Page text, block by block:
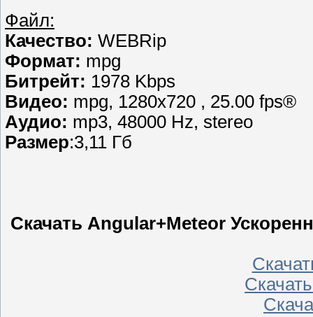
Файл:
Качество: WEBRip
Формат: mpg
Битрейт: 1978 Kbps
Видео: mpg, 1280х720 , 25.00 fps®
Аудио: mp3, 48000 Hz, stereo
Размер:3,11 Гб
Скачать Angular+Meteor